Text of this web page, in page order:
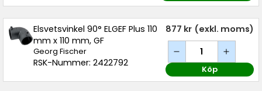
Elsvetsvinkel 90° ELGEF Plus 110
mm x 110 mm, GF
Georg Fischer
RSK-Nummer: 2422792
877 kr (exkl. moms)
Köp